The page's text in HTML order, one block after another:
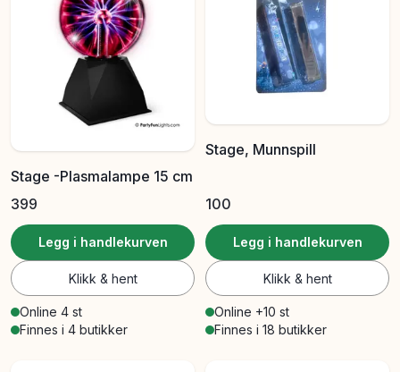
Stage -Plasmalampe 15 cm
399
Legg i handlekurven
Klikk & hent
Online 4 st
Finnes i 4 butikker
Stage, Munnspill
100
Legg i handlekurven
Klikk & hent
Online +10 st
Finnes i 18 butikker